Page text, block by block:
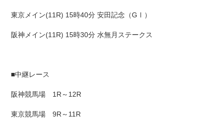
東京メイン(11R) 15時40分 安田記念（GⅠ）
阪神メイン(11R) 15時30分 水無月ステークス
■中継レース
阪神競馬場 1R～12R
東京競馬場 9R～11R